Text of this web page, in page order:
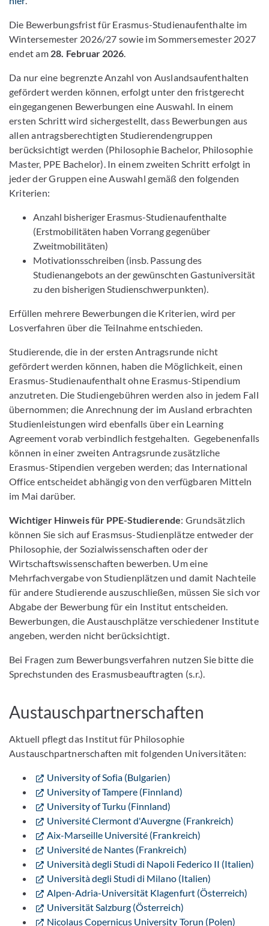
Die Bewerbungsfrist für Erasmus-Studienaufenthalte im
Wintersemester 2026/27 sowie im Sommersemester 2027
endet am 28. Februar 2026.
Da nur eine begrenzte Anzahl von Auslandsaufenthalten
gefördert werden können, erfolgt unter den fristgerecht
eingegangenen Bewerbungen eine Auswahl. In einem
ersten Schritt wird sichergestellt, dass Bewerbungen aus
allen antragsberechtigten Studierendengruppen
berücksichtigt werden (Philosophie Bachelor, Philosophie
Master, PPE Bachelor). In einem zweiten Schritt erfolgt in
jeder der Gruppen eine Auswahl gemäß den folgenden
Kriterien:
Anzahl bisheriger Erasmus-Studienaufenthalte
(Erstmobilitäten haben Vorrang gegenüber
Zweitmobilitäten)
Motivationsschreiben (insb. Passung des
Studienangebots an der gewünschten Gastuniversität
zu den bisherigen Studienschwerpunkten).
Erfüllen mehrere Bewerbungen die Kriterien, wird per
Losverfahren über die Teilnahme entschieden.
Studierende, die in der ersten Antragsrunde nicht
gefördert werden können, haben die Möglichkeit, einen
Erasmus-Studienaufenthalt ohne Erasmus-Stipendium
anzutreten. Die Studiengebühren werden also in jedem Fall
übernommen; die Anrechnung der im Ausland erbrachten
Studienleistungen wird ebenfalls über ein Learning
Agreement vorab verbindlich festgehalten. Gegebenenfalls
können in einer zweiten Antragsrunde zusätzliche
Erasmus-Stipendien vergeben werden; das International
Office entscheidet abhängig von den verfügbaren Mitteln
im Mai darüber.
Wichtiger Hinweis für PPE-Studierende: Grundsätzlich
können Sie sich auf Erasmsus-Studienplätze entweder der
Philosophie, der Sozialwissenschaften oder der
Wirtschaftswissenschaften bewerben. Um eine
Mehrfachvergabe von Studienplätzen und damit Nachteile
für andere Studierende auszuschließen, müssen Sie sich vor
Abgabe der Bewerbung für ein Institut entscheiden.
Bewerbungen, die Austauschplätze verschiedener Institute
angeben, werden nicht berücksichtigt.
Bei Fragen zum Bewerbungsverfahren nutzen Sie bitte die
Sprechstunden des Erasmusbeauftragten (s.r.).
Austauschpartnerschaften
Aktuell pflegt das Institut für Philosophie
Austauschpartnerschaften mit folgenden Universitäten:
University of Sofia (Bulgarien)
University of Tampere (Finnland)
University of Turku (Finnland)
Université Clermont d'Auvergne (Frankreich)
Aix-Marseille Université (Frankreich)
Université de Nantes (Frankreich)
Università degli Studi di Napoli Federico II (Italien)
Università degli Studi di Milano (Italien)
Alpen-Adria-Universität Klagenfurt (Österreich)
Universität Salzburg (Österreich)
Nicolaus Copernicus University Torun (Polen)